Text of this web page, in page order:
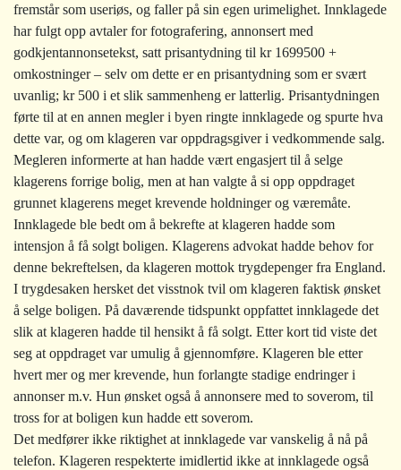
fremstår som useriøs, og faller på sin egen urimelighet. Innklagede
har fulgt opp avtaler for fotografering, annonsert med
godkjentannonsetekst, satt prisantydning til kr 1699500 +
omkostninger – selv om dette er en prisantydning som er svært
uvanlig; kr 500 i et slik sammenheng er latterlig. Prisantydningen
førte til at en annen megler i byen ringte innklagede og spurte hva
dette var, og om klageren var oppdragsgiver i vedkommende salg.
Megleren informerte at han hadde vært engasjert til å selge
klagerens forrige bolig, men at han valgte å si opp oppdraget
grunnet klagerens meget krevende holdninger og væremåte.
Innklagede ble bedt om å bekrefte at klageren hadde som
intensjon å få solgt boligen. Klagerens advokat hadde behov for
denne bekreftelsen, da klageren mottok trygdepenger fra England.
I trygdesaken hersket det visstnok tvil om klageren faktisk ønsket
å selge boligen. På daværende tidspunkt oppfattet innklagede det
slik at klageren hadde til hensikt å få solgt. Etter kort tid viste det
seg at oppdraget var umulig å gjennomføre. Klageren ble etter
hvert mer og mer krevende, hun forlangte stadige endringer i
annonser m.v. Hun ønsket også å annonsere med to soverom, til
tross for at boligen kun hadde ett soverom.
Det medfører ikke riktighet at innklagede var vanskelig å nå på
telefon. Klageren respekterte imidlertid ikke at innklagede også